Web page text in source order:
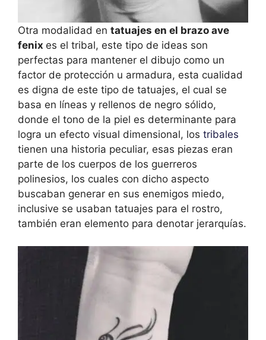
Otra modalidad en tatuajes en el brazo ave
fenix es el tribal, este tipo de ideas son
perfectas para mantener el dibujo como un
factor de protección u armadura, esta cualidad
es digna de este tipo de tatuajes, el cual se
basa en líneas y rellenos de negro sólido,
donde el tono de la piel es determinante para
logra un efecto visual dimensional, los tribales
tienen una historia peculiar, esas piezas eran
parte de los cuerpos de los guerreros
polinesios, los cuales con dicho aspecto
buscaban generar en sus enemigos miedo,
inclusive se usaban tatuajes para el rostro,
también eran elemento para denotar jerarquías.